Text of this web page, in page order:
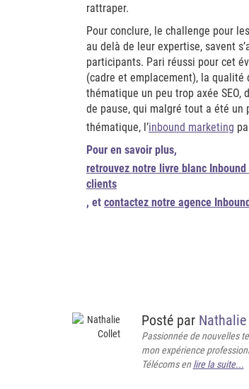
rattraper.
Pour conclure, le challenge pour
au delà de leur expertise, savent
participants. Pari réussi pour cet
(cadre et emplacement), la qualité
thématique un peu trop axée SEO,
de pause, qui malgré tout a été un
thématique, l’inbound marketing
Pour en savoir plus,
retrouvez notre livre blanc
clients
, et contactez notre agence
Posté par
Passionnée de nouvelles
mon expérience
Télécoms enlire la suite...